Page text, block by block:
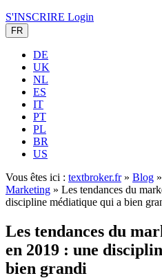
S'INSCRIRE Login
FR
DE
UK
NL
ES
IT
PT
PL
BR
US
Vous êtes ici : textbroker.fr» Blog »
Marketing » Les tendances du
discipline médiatique qui a bien
Les tendances du
en 2019 : une
bien grandi